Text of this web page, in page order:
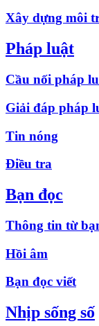
Xây dựng môi
Pháp luật
Cầu nối pháp
Giải đáp pháp
Tin nóng
Điều tra
Bạn đọc
Thông tin từ
Hồi âm
Bạn đọc viết
Nhịp sống số